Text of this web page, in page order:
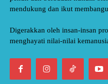
mendukung dan ikut
Digerakkan oleh insan-insan
menghayati nilai-nilai